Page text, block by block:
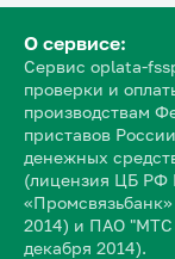
О сервисе:
Сервис oplata-
проверки и
производствам
приставов
денежных
(лицензия ЦБ РФ
2014) и ПАО "МТС
декабря 2014).